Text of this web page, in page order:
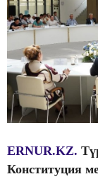
ERNUR.KZ.
Конституция